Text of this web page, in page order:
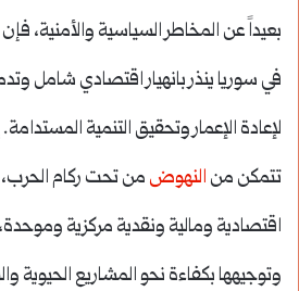
بعيداً عن المخاطر السياسية والأمنية،
في سوريا ينذر بانهيار اقتصادي شامل
لإعادة الإعمار وتحقيق التنمية
تتمكن من النهوض من تحت ركام
اقتصادية ومالية ونقدية مركزية
وتوجيهها بكفاءة نحو المشاريع الحيوية